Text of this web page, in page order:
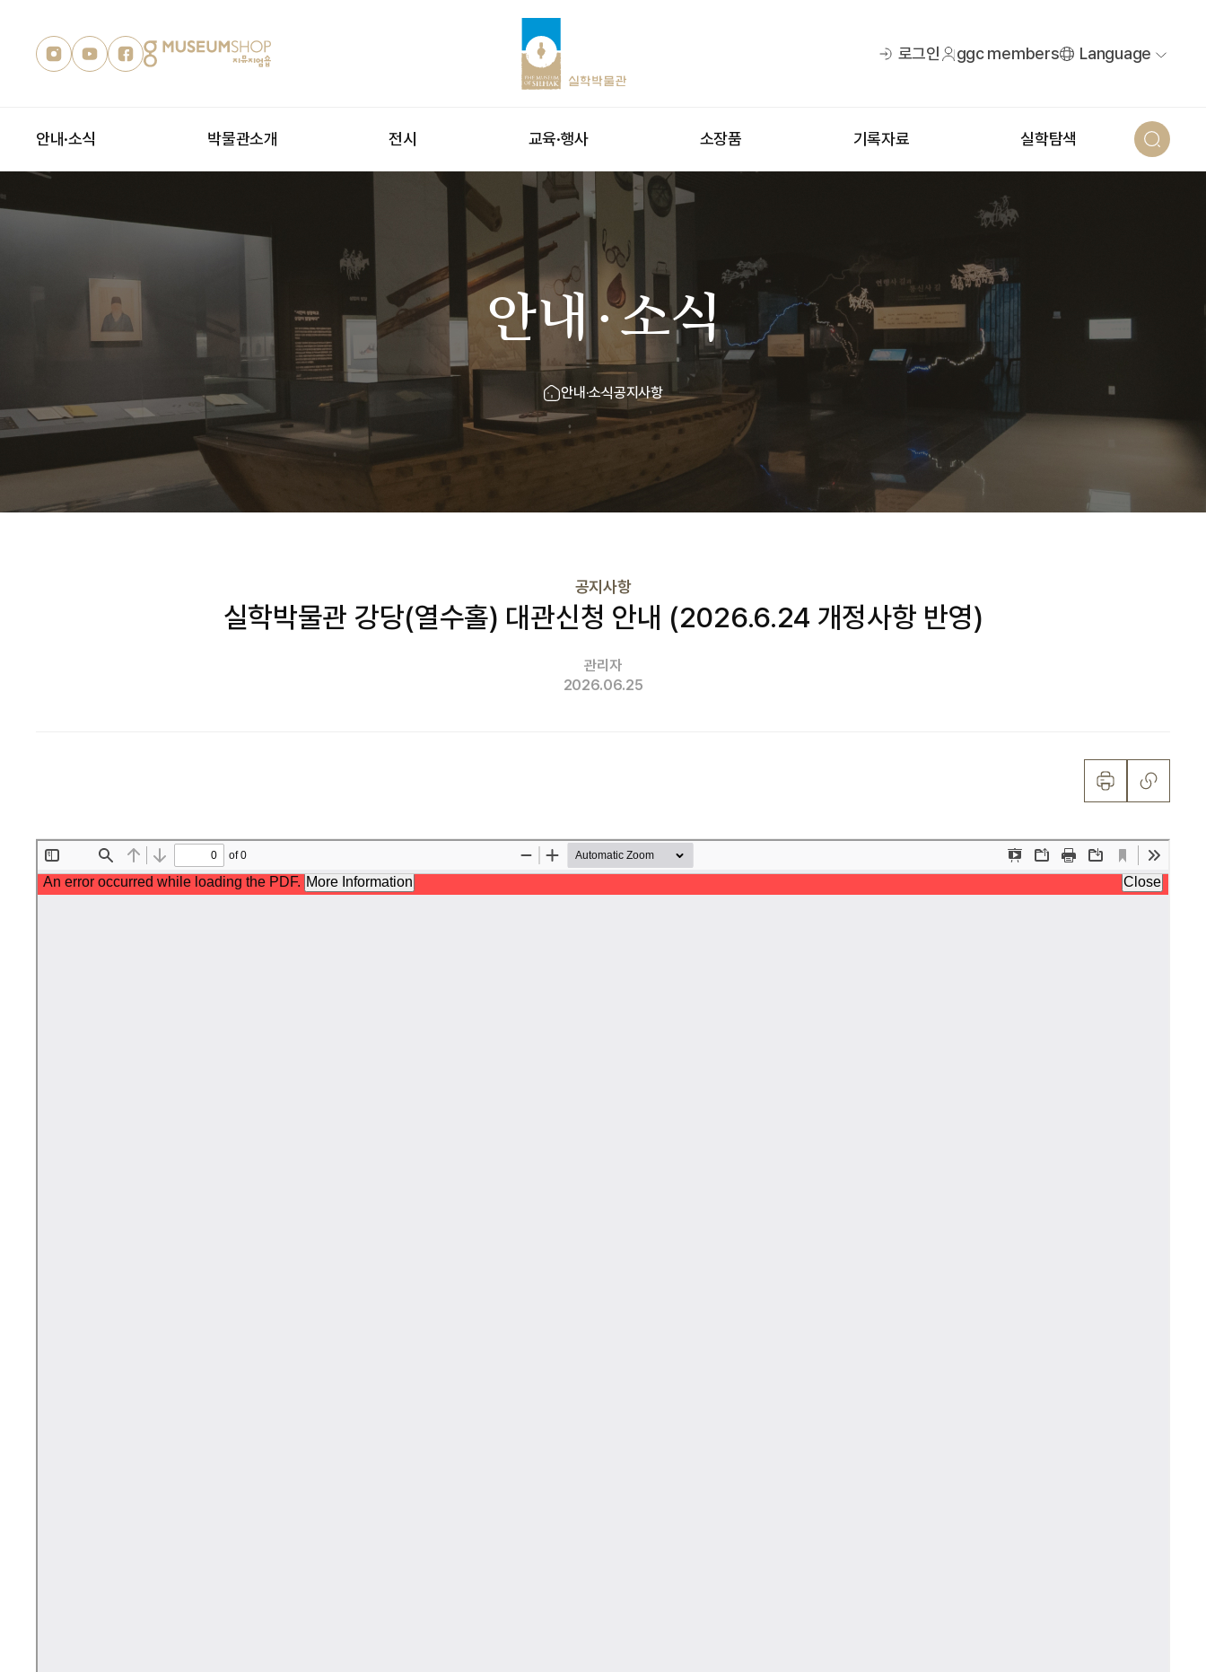
로그인 ggc members Language
안내·소식 박물관소개 전시 교육·행사 소장품 기록자료 실학탐색
안내·소식
안내·소식공지사항
공지사항
실학박물관 강당(열수홀) 대관신청 안내 (2026.6.24 개정사항 반영)
관리자
2026.06.25